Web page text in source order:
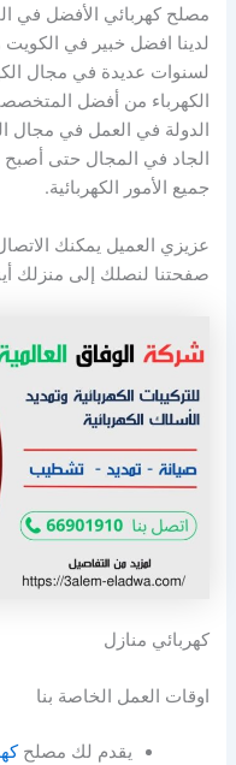
مصلح كهربائي الأفضل في
لدينا افضل خبير في
لسنوات عديدة في مجال
الكهرباء من أفضل
الجاد في المجال حتى
جميع الأمور الكهربائية.
عزيزي العميل يمكنك
صفحتنا لنصلك إلى منزلك
كهربائي منازل
اوقات العمل الخاصة بنا
يقدم لك مصلح